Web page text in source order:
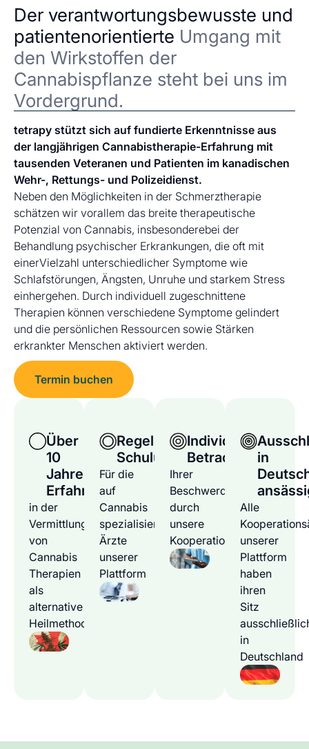
Der verantwortungsbewusste und
patientenorientierte Umgang mit
den Wirkstoffen der
Cannabispflanze steht bei uns im
Vordergrund.
tetrapy stützt sich auf fundierte Erkenntnisse aus
der langjährigen Cannabistherapie-Erfahrung mit
tausenden Veteranen und Patienten im kanadischen
Wehr-, Rettungs- und Polizeidienst.
Neben den Möglichkeiten in der Schmerztherapie
schätzen wir vorallem das breite therapeutische
Potenzial von Cannabis, insbesonderebei der
Behandlung psychischer Erkrankungen, die oft mit
einerVielzahl unterschiedlicher Symptome wie
Schlafstörungen, Ängsten, Unruhe und starkem Stress
einhergehen. Durch individuell zugeschnittene
Therapien können verschiedene Symptome gelindert
und die persönlichen Ressourcen sowie Stärken
erkrankter Menschen aktiviert werden.
Termin buchen
Über
10
Jahre
Erfahrung
in der
Vermittlung
von
Cannabis
Therapien
als
alternative
Heilmethode
Regelmäßige
Schulungen
Für die
auf
Cannabis
spezialisierten
Ärzte
unserer
Plattform
Individuelle
Betrachtung
Ihrer
Beschwerden
durch
unsere
Kooperationsärzte
in
Alle
unserer
Plattform
haben
ihren
Sitz
in
Deutschland